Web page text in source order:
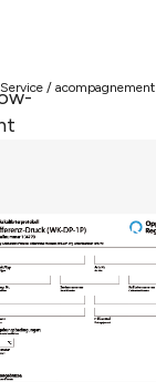
Service / acompagnement